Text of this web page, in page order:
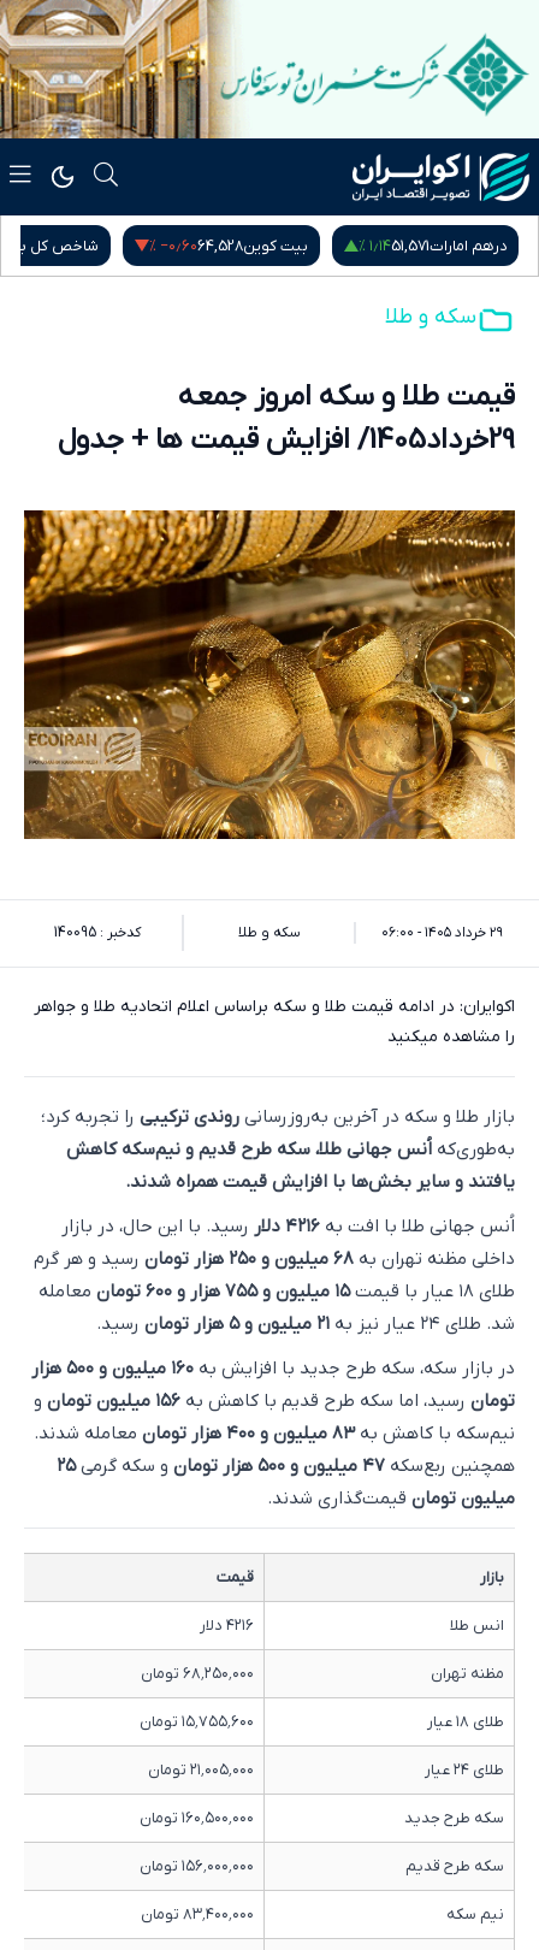
بیت کوین64,528‎−۰٫۶۰ % شاخص کل بورس5,407,901.78 ۰٫۰۰ % دلار
سکه و طلا
قیمت طلا و سکه امروز جمعه
29خرداد1405/ افزایش قیمت ها + جدول
۲۹ خرداد ۱۴۰۵ - ۰۶:۰۰ سکه و طلا کدخبر : 140095
اکوایران: در ادامه قیمت طلا و سکه براساس اعلام اتحادیه طلا و جواهر
را مشاهده میکنید
بازار طلا و سکه در آخرین به‌روزرسانی روندی ترکیبی را تجربه کرد؛
به‌طوری‌که اُنس جهانی طلا، سکه طرح قدیم و نیم‌سکه کاهش
یافتند و سایر بخش‌ها با افزایش قیمت همراه شدند.
اُنس جهانی طلا با افت به ۴۲۱۶ دلار
رسید. با این حال، در بازار
داخلی مظنه تهران به ۶۸ میلیون و ۲۵۰ هزار تومان
رسید و هر گرم
طلای ۱۸ عیار با قیمت
۱۵ میلیون و ۷۵۵ هزار و ۶۰۰ تومان
معامله
شد. طلای ۲۴ عیار نیز به
۲۱ میلیون و ۵ هزار تومان
رسید.
در بازار سکه، سکه طرح جدید با افزایش به
۱۶۰ میلیون و ۵۰۰ هزار
تومان رسید، اما سکه طرح قدیم با کاهش به ۱۵۶ میلیون تومان
و
نیم‌سکه با کاهش به۸۳ میلیون و ۴۰۰ هزار تومان
معامله شدند.
همچنین ربع‌سکه ۴۷ میلیون و ۵۰۰ هزار تومان و سکه گرمی۲۵
میلیون تومان قیمت‌گذاری شدند.
بازار قیمت
انس طلا ۴۲۱۶ دلار
مظنه تهران ۶۸٬۲۵۰٬۰۰۰ تومان
طلای ۱۸ عیار ۱۵٬۷۵۵٬۶۰۰ تومان
طلای ۲۴ عیار ۲۱٬۰۰۵٬۰۰۰ تومان
سکه طرح جدید ۱۶۰٬۵۰۰٬۰۰۰ تومان
سکه طرح قدیم ۱۵۶٬۰۰۰٬۰۰۰ تومان
نیم سکه ۸۳٬۴۰۰٬۰۰۰ تومان